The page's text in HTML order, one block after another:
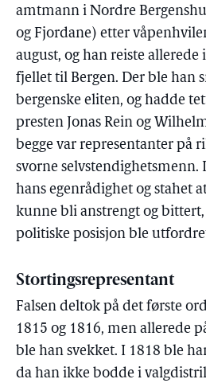
amtmann i Nordre
og Fjordane) etter
august, og han reiste allerede
fjellet til Bergen. Der ble han
bergenske eliten, og hadde
presten Jonas Rein og
begge var representanter på
svorne
hans egenrådighet og stahet
kunne bli anstrengt og bittert,
politiske posisjon ble
Stortingsrepresentant
Falsen deltok på det første
1815 og 1816, men allerede
ble han svekket. I 1818 ble
da han ikke bodde i